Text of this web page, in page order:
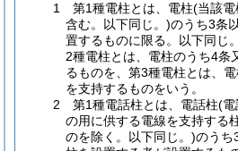
1 第1種電柱とは、電柱(当該電
含む。以下同じ。)のうち3条
置するものに限る。以下同じ
2種電柱とは、電柱のうち4条
るものを、第3種電柱とは、
を支持するものをいう。
2 第1種電話柱とは、電話柱(電
の用に供する電線を支持する
のを除く。以下同じ。)のう